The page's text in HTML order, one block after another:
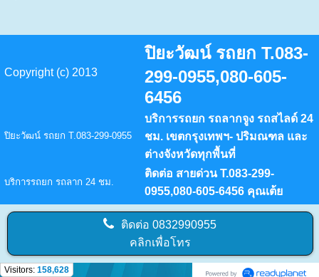
Copyright (c) 2013
ปิยะวัฒน์ รถยก T.083-
299-0955,080-605-
6456
ปิยะวัฒน์ รถยก T.083-299-0955
บริการรถยก รถลากจูง รถสไลด์ 24
ชม. เขตกรุงเทพฯ- ปริมณฑล และ
ต่างจังหวัดทุกพื้นที่
บริการรถยก รถลาก 24 ชม.
ติดต่อ สายด่วน T.083-299-
0955,080-605-6456 คุณเต้ย
ติดต่อ0832990955
คลิกเพื่อโทร
Visitors: 158,628